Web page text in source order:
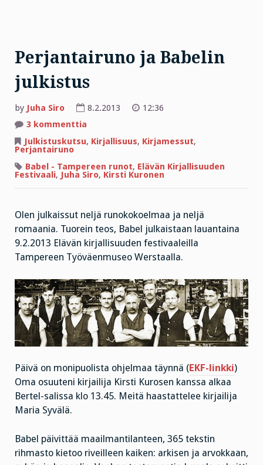
Perjantairuno ja Babelin
julkistus
by Juha Siro 8.2.2013
12:36
3 kommenttia
ja
Babelin
Julkistuskutsu, Kirjallisuus, Kirjamessut,
Perjantairuno
Babel - Tampereen runot, Elävän Kirjallisuuden
Festivaali, Juha Siro, Kirsti Kuronen
Olen julkaissut neljä runokokoelmaa ja neljä
romaania. Tuorein teos, Babel julkaistaan lauantaina
9.2.2013 Elävän kirjallisuuden festivaaleilla
Tampereen Työväenmuseo Werstaalla.
Päivä on monipuolista ohjelmaa täynnä (EKF-linkki)
Oma osuuteni kirjailija Kirsti Kurosen kanssa alkaa
Bertel-salissa klo 13.45. Meitä haastattelee kirjailija
Maria Syvälä.
Babel päivittää maailmantilanteen, 365 tekstin
rihmasto kietoo riveilleen kaiken: arkisen ja arvokkaan,